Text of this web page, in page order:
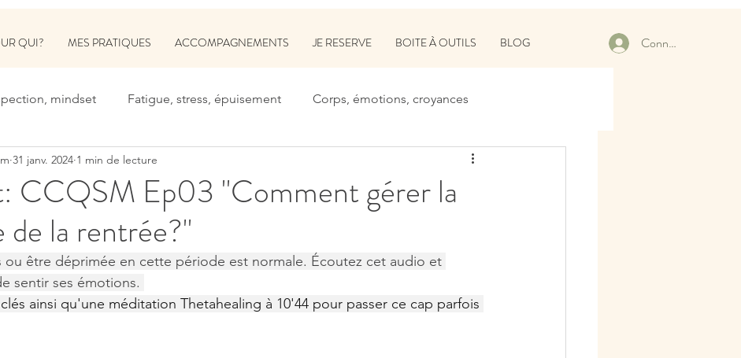
QUI? MES PRATIQUES ACCOMPAGNEMENTS JE RESERVE BOITE À OUTILS BLOG Connexion
mindset Fatigue, stress, épuisement Corps, émotions, croyances
CCQSM Ep03 "Comment gérer la
de la rentrée?"
31 janv. 2024 1 min de lecture
ou être déprimée en cette période est normale. Écoutez cet audio et
sentir ses émotions.
ainsi qu'une méditation Thetahealing à 10'44 pour passer ce cap parfois